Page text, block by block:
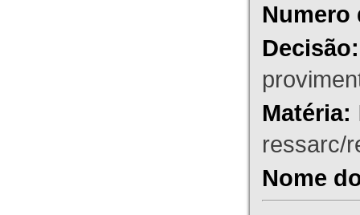
Numero
Decisão:
Matéria:
ressarc/
Nome